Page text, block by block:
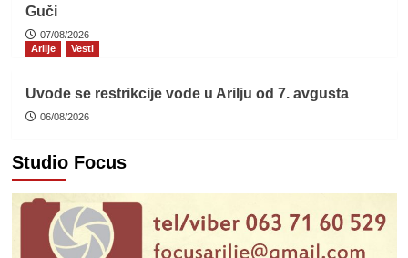
Guči
07/08/2026
Arilje
Vesti
Uvode se restrikcije vode u Arilju od 7. avgusta
06/08/2026
Studio Focus